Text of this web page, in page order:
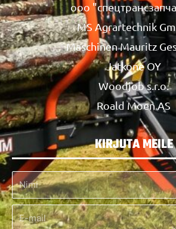
ооо
MS Agrartechnik
Maschinen Mauritz
Jatkone OY
Woodjob s.r.o.
Roald Moen AS
KIRJUTA MEILE